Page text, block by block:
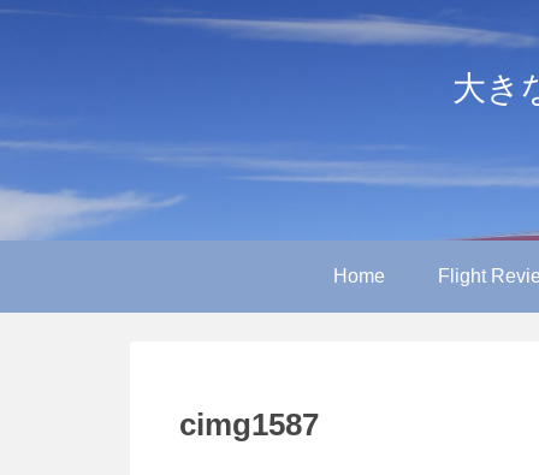
大き
Home Flight
cimg1587